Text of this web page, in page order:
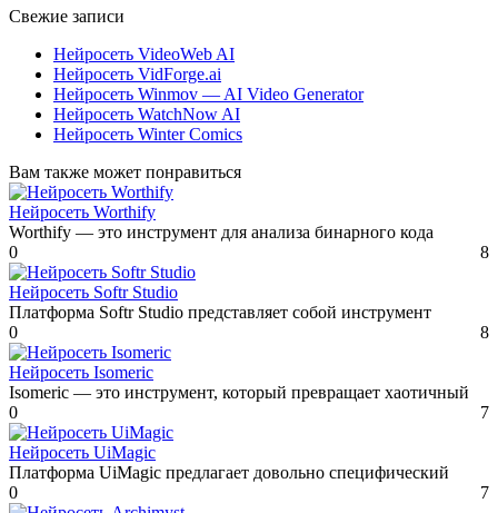
Свежие записи
Нейросеть VideoWeb AI
Нейросеть VidForge.ai
Нейросеть Winmov — AI Video Generator
Нейросеть WatchNow AI
Нейросеть Winter Comics
Вам также может понравиться
Нейросеть Worthify
Worthify — это инструмент для анализа бинарного кода
0
8
Нейросеть Softr Studio
Платформа Softr Studio представляет собой инструмент
0
8
Нейросеть Isomeric
Isomeric — это инструмент, который превращает хаотичный
0
7
Нейросеть UiMagic
Платформа UiMagic предлагает довольно специфический
0
7